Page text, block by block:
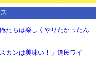
たちは楽しくやりたかったん
カンは美味い！」道民ワイ